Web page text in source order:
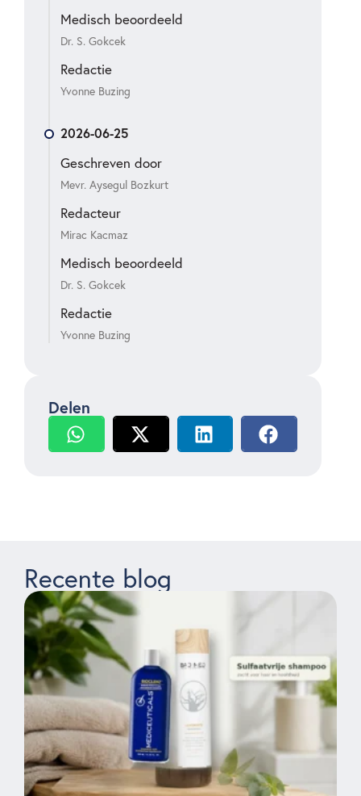
Medisch beoordeeld
Dr. S. Gokcek
Redactie
Yvonne Buzing
2026-06-25
Geschreven door
Mevr. Aysegul Bozkurt
Redacteur
Mirac Kacmaz
Medisch beoordeeld
Dr. S. Gokcek
Redactie
Yvonne Buzing
Delen
Recente blog